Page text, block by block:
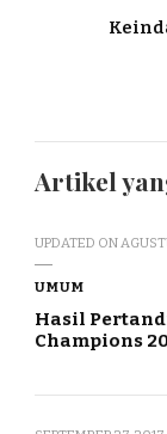
Artikel
UPDATED ON
UMUM
Hasil
Champions